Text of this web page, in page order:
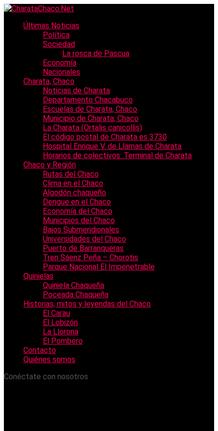
Últimas Noticias
Política
Sociedad
La rosca de Pascua
Economía
Nacionales
Charata, Chaco
Noticias de Charata
Departamento Chacabuco
Escuelas de Charata, Chaco
Municipio de Charata, Chaco
La Charata (Ortalis canicollis)
El código postal de Charata es 3730
Hospital Enrique V. de Llamas de Charata
Horarios de colectivos: Terminal de Charata
Chaco y Región
Rutas del Chaco
Clima en el Chaco
Algodón chaqueño
Dengue en el Chaco
Economía del Chaco
Municipios del Chaco
Bajos Submeridionales
Universidades del Chaco
Puerto de Barranqueras
Tren Sáenz Peña – Chorotis
Parque Nacional El Impenetrable
Quinielas
Quiniela Chaqueña
Poceada Chaqueña
Historias, mitos y leyendas del Chaco
El Carau
El Lobizón
La Llorona
El Pombero
Contacto
Quiénes somos
Conéctate con nosotros